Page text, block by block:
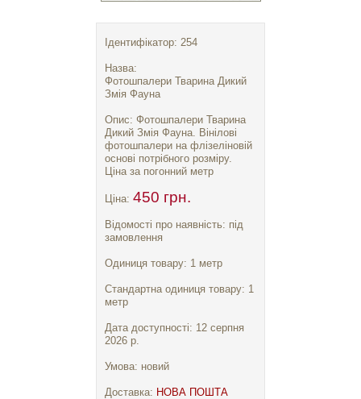
Ідентифікатор: 254
Назва:
Фотошпалери Тварина Дикий
Змія Фауна
Опис: Фотошпалери Тварина
Дикий Змія Фауна. Вінілові
фотошпалери на флізеліновій
основі потрібного розміру.
Ціна за погонний метр
Ціна: 450 грн.
Відомості про наявність: під
замовлення
Одиниця товару: 1 метр
Стандартна одиниця товару: 1
метр
Дата доступності: 12 серпня
2026 р.
Умова: новий
Доставка: НОВА ПОШТА